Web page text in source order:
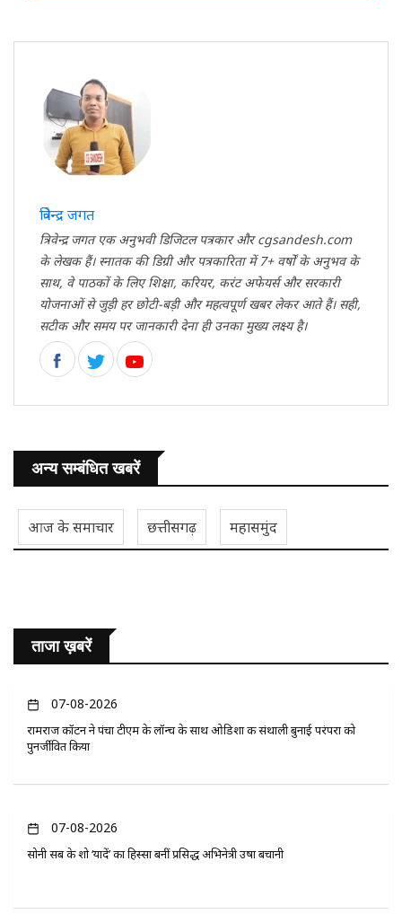
त्रिवेन्द्र जगत
त्रिवेन्द्र जगत एक अनुभवी डिजिटल पत्रकार और cgsandesh.com
के लेखक हैं। स्नातक की डिग्री और पत्रकारिता में 7+ वर्षों के अनुभव के
साथ, वे पाठकों के लिए शिक्षा, करियर, करंट अफेयर्स और सरकारी
योजनाओं से जुड़ी हर छोटी-बड़ी और महत्वपूर्ण खबर लेकर आते हैं। सही,
सटीक और समय पर जानकारी देना ही उनका मुख्य लक्ष्य है।
अन्य सम्बंधित खबरें
आज के समाचार छत्तीसगढ़ महासमुंद
ताजा ख़बरें
07-08-2026
रामराज कॉटन ने पंचा टीएम के लॉन्च के साथ ओडिशा की संथाली बुनाई परंपरा को
पुनर्जीवित किया
07-08-2026
सोनी सब के शो ‘यादें’ का हिस्सा बनीं प्रसिद्ध अभिनेत्री उषा बचानी